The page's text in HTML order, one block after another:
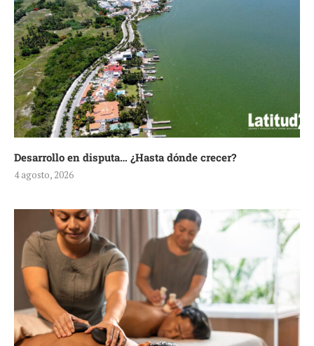
Desarrollo en disputa… ¿Hasta dónde crecer?
4 agosto, 2026